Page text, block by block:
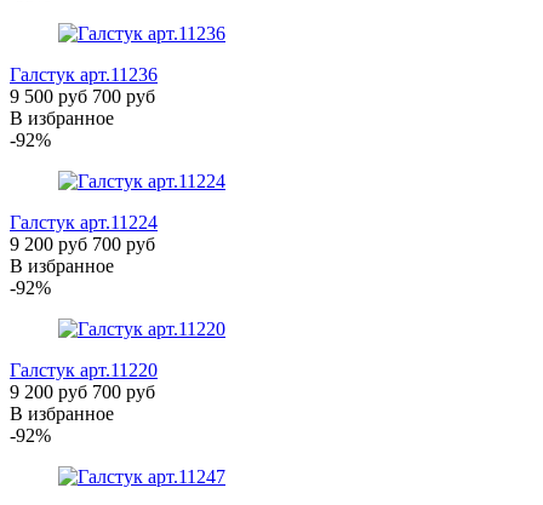
Галстук арт.11236
9 500 руб 700 руб
В избранное
-92%
Галстук арт.11224
9 200 руб 700 руб
В избранное
-92%
Галстук арт.11220
9 200 руб 700 руб
В избранное
-92%